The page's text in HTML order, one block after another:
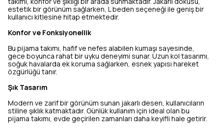
estetik bir görünüm sağlarken, L beden seçeneği ile geniş bir
kullanıcı kitlesine hitap etmektedir.
Konfor ve Fonksiyonellik
Bu pijama takımı, hafif ve nefes alabilen kumaşı sayesinde,
gece boyunca rahat bir uyku deneyimi sunar. Uzun kol tasarımı,
soğuk havalarda ek koruma sağlarken, esnek yapısı hareket
özgürlüğü tanır.
Şık Tasarım
Modern ve zarif bir görünüm sunan jakarlı desen, kullanıcıların
stiline şıklık katmaktadır. Günlük kullanım için ideal olan bu
pijama takımı, evde geçirilen zamanları daha keyifli hale getirir.